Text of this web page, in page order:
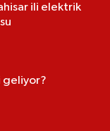
ili elektrik
geliyor?